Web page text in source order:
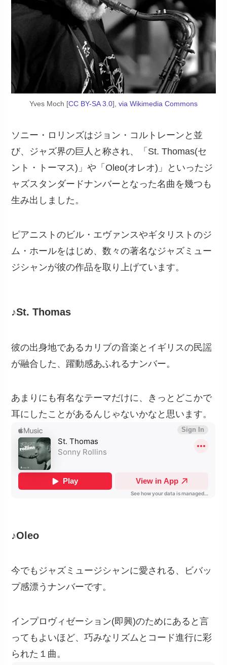
Yves Moch [CC BY-SA 3.0], via Wikimedia Commons
ソニー・ロリンズはジョン・コルトレーンと並
び、ジャズ界の巨人と称され、「St. Thomas(セ
ント・トーマス)」や「Oleo(オレオ)」といったジ
ャズスタンダードナンバーとなった名曲を幾つも
生み出しました。
ピアニストのビル・エヴァンスやギタリストのジ
ム・ホールをはじめ、数々の著名なジャズミュー
ジシャンが彼の作品を取り上げています。
♪St. Thomas
彼の出身地であるカリブの音楽とイギリスの民謡
が融合した、躍動感あふれるナンバー。
あまりにも有名なテーマだけに、きっとどこかで
耳にしたことがあるんじゃないかなと思います。
♪Oleo
今でもジャズミュージシャンに愛される、ビバッ
プ感漂うナンバーです。
インプロヴィゼーション(即興)のためにあると言
ってもよいほど、巧みなリズムとコード進行に彩
られた１曲。